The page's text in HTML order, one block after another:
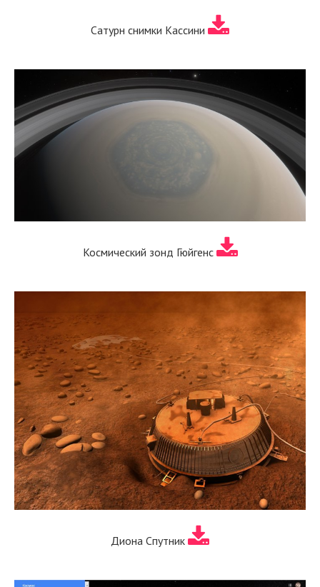
Сатурн снимки Кассини
Космический зонд Гюйгенс
Диона Спутник